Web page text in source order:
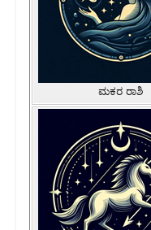
ಮಕರ ರಾಶಿ